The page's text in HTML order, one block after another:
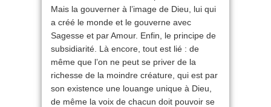
Mais la gouverner à l’image de Dieu, lui qui
a créé le monde et le gouverne avec
Sagesse et par Amour. Enfin, le principe de
subsidiarité. Là encore, tout est lié : de
même que l’on ne peut se priver de la
richesse de la moindre créature, qui est par
son existence une louange unique à Dieu,
de même la voix de chacun doit pouvoir se